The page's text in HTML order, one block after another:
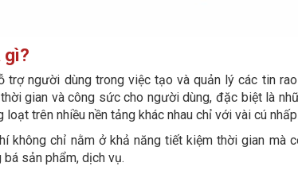
gì?
trợ người dùng trong việc tạo và quản lý các tin
gian và công sức cho người dùng, đặc biệt là
trên nhiều nền tảng khác nhau chỉ với vài cú
không chỉ nằm ở khả năng tiết kiệm thời gian mà
sản phẩm, dịch vụ.